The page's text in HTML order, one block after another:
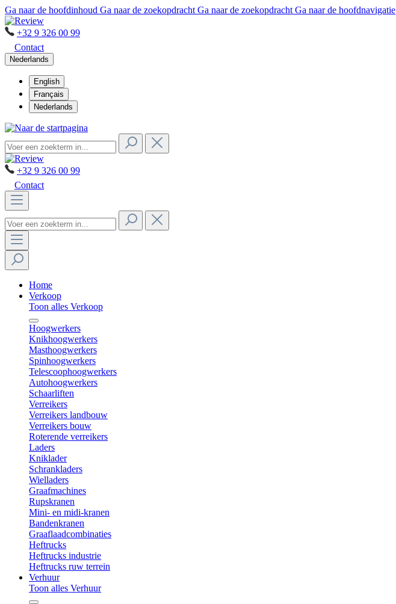
Ga naar de hoofdinhoud Ga naar de zoekopdracht Ga naar de zoekopdracht Ga naar de hoofdnavigatie
+32 9 326 00 99
Contact
Nederlands
English
Français
Nederlands
+32 9 326 00 99
Contact
Home
Verkoop
Toon alles Verkoop
Hoogwerkers
Knikhoogwerkers
Masthoogwerkers
Spinhoogwerkers
Telescoophoogwerkers
Autohoogwerkers
Schaarliften
Verreikers
Verreikers landbouw
Verreikers bouw
Roterende verreikers
Laders
Kniklader
Schrankladers
Wielladers
Graafmachines
Rupskranen
Mini- en midi-kranen
Bandenkranen
Graaflaadcombinaties
Heftrucks
Heftrucks industrie
Heftrucks ruw terrein
Verhuur
Toon alles Verhuur